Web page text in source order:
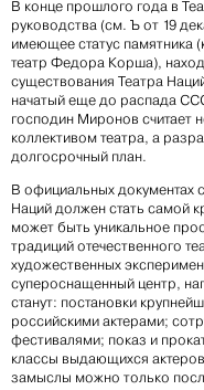
В конце прошлого года в
руководства (см. Ъ от 19
имеющее статус памятника
театр Федора Корша),
существования Театра
начатый еще до распада
господин Миронов считает
коллективом театра, а
долгосрочный план.
В официальных документах
Наций должен стать самой
может быть уникальное
традиций отечественного
художественных
супероснащенный центр,
станут: постановки
российскими актерами;
фестивалями; показ и
классы выдающихся
замыслы можно только